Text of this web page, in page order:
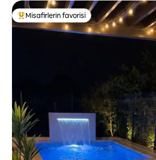
Misafirlerin favorilerinden en beğenilenler
Misafirlerin favorisi